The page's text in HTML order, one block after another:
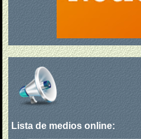
Lista de medios online: